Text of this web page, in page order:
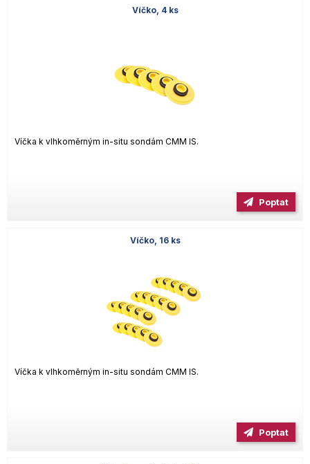
Víčko, 4 ks
Víčka k vlhkoměrným in-situ sondám CMM IS.
Poptat
Víčko, 16 ks
Víčka k vlhkoměrným in-situ sondám CMM IS.
Poptat